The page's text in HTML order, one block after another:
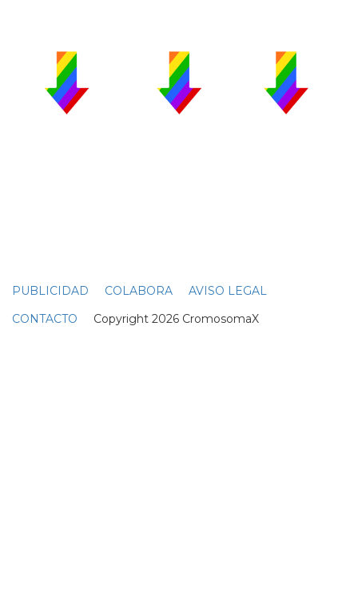
PUBLICIDAD COLABORA
AVISO LEGAL
CONTACTO Copyright 2026 CromosomaX